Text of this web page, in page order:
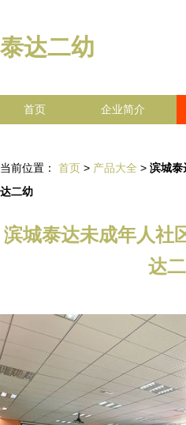
泰达二幼
首页 企业简介
当前位置： 首页 > 产品大全 > 滨城泰
达二幼
滨城泰达未成年人社
达